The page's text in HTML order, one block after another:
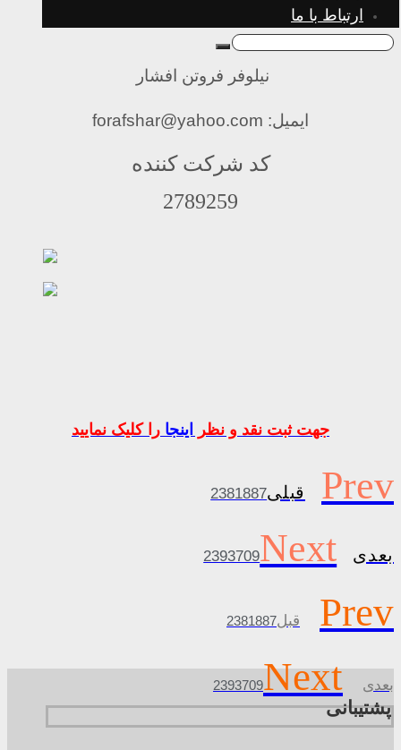
ارتباط با ما
نیلوفر فروتن افشار
ایمیل: forafshar@yahoo.com
کد شرکت کننده
2789259
جهت ثبت نقد و نظر اینجا را کلیک نمایید
Prev قبلی2381887
بعدی 2393709Next
Prev قبل2381887
بعدی 2393709Next
پشتیبانی